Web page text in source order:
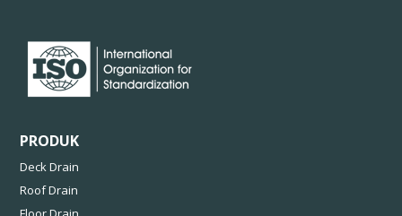
PRODUK
Deck Drain
Roof Drain